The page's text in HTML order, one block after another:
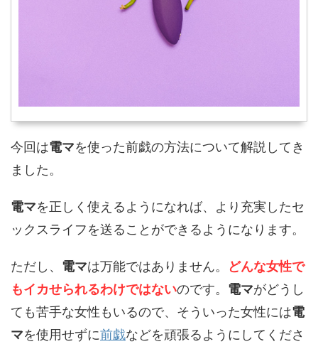
今回は電マを使った前戯の方法について解説してき
ました。
電マを正しく使えるようになれば、より充実したセ
ックスライフを送ることができるようになります。
ただし、 電マは万能ではありません。
どんな女性で
もイカせられるわけではないのです。 電マがどうし
ても苦手な女性もいるので、そういった女性には電
マを使用せずに前戯などを頑張るようにしてくださ